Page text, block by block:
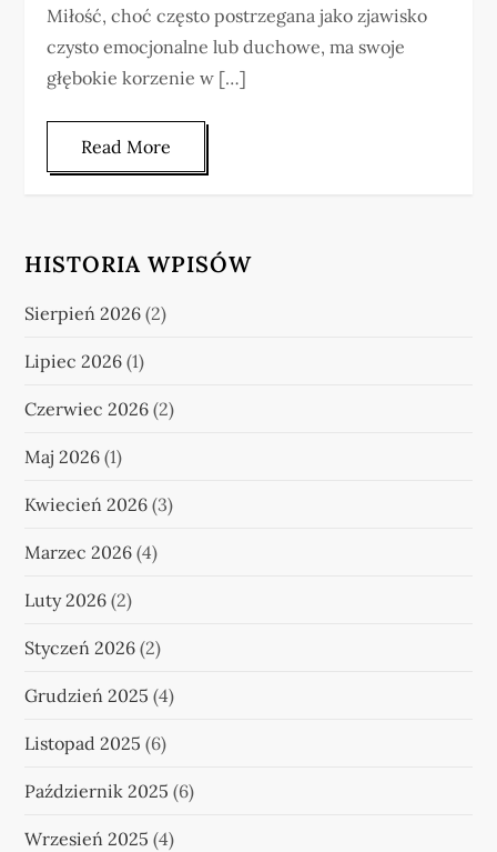
Miłość, choć często postrzegana jako zjawisko
czysto emocjonalne lub duchowe, ma swoje
głębokie korzenie w […]
Read More
HISTORIA WPISÓW
Sierpień 2026 (2)
Lipiec 2026 (1)
Czerwiec 2026 (2)
Maj 2026 (1)
Kwiecień 2026 (3)
Marzec 2026 (4)
Luty 2026 (2)
Styczeń 2026 (2)
Grudzień 2025 (4)
Listopad 2025 (6)
Październik 2025 (6)
Wrzesień 2025 (4)